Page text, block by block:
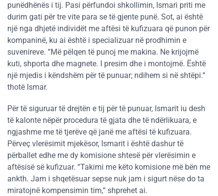
punëdhënës i tij. Pasi përfundoi shkollimin, Ismari priti me
durim gati për tre vite para se të gjente punë. Sot, ai është
një nga dhjetë individët me aftësi të kufizuara që punon për
kompaninë, ku ai është i specializuar në prodhimin e
suvenireve. “Më pëlqen të punoj me makina. Ne krijojmë
kuti, shporta dhe magnete. I presim dhe i montojmë. Është
një mjedis i këndshëm për të punuar; ndihem si në shtëpi.“
thotë Ismar.
Për të siguruar të drejtën e tij për të punuar, Ismarit iu desh
të kalonte nëpër procedura të gjata dhe të ndërlikuara, e
ngjashme me të tjerëve që janë me aftësi të kufizuara.
Përveç vlerësimit mjekësor, Ismarit i është dashur të
përballet edhe me dy komisione shtesë për vlerësimin e
aftësisë së kufizuar. “Takimi me këto komisione më bën me
ankth. Jam i shqetësuar sepse nuk jam i sigurt nëse do ta
miratojnë kompensimin tim,“ shprehet ai.